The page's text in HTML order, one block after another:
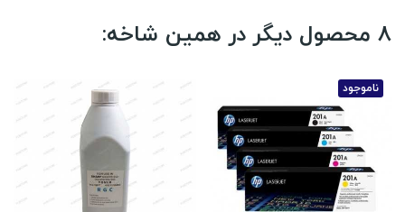
8 محصول دیگر در همین شاخه:
ناموجود